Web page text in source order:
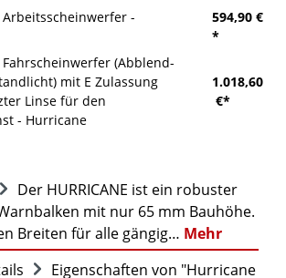
Arbeitsscheinwerfer -
594,90 €
*
Fahrscheinwerfer (Abblend-
mit E Zulassung
Linse für den
- Hurricane
1.018,60
€*
Der HURRICANE ist ein robuster
mit nur 65 mm Bauhöhe.
Breiten für alle gängig… Mehr
Eigenschaften von "Hurricane